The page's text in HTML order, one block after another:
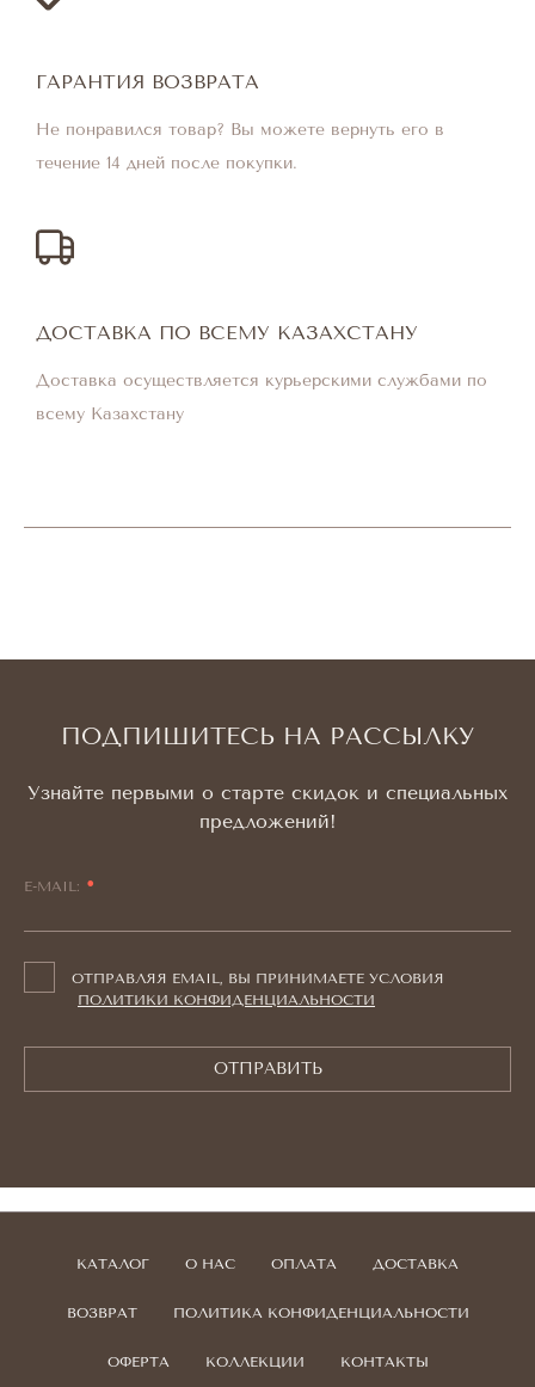
ГАРАНТИЯ ВОЗВРАТА
Не понравился товар? Вы можете вернуть его в
течение 14 дней после покупки.
ДОСТАВКА ПО ВСЕМУ КАЗАХСТАНУ
Доставка осуществляется курьерскими службами по
всему Казахстану
ПОДПИШИТЕСЬ НА РАССЫЛКУ
Узнайте первыми о старте скидок и специальных
предложений!
E-MAIL:
ОТПРАВЛЯЯ EMAIL, ВЫ ПРИНИМАЕТЕ УСЛОВИЯ
ПОЛИТИКИ КОНФИДЕНЦИАЛЬНОСТИ
ОТПРАВИТЬ
КАТАЛОГ О НАС ОПЛАТА ДОСТАВКА
ВОЗВРАТ ПОЛИТИКА КОНФИДЕНЦИАЛЬНОСТИ
ОФЕРТА КОЛЛЕКЦИИ КОНТАКТЫ